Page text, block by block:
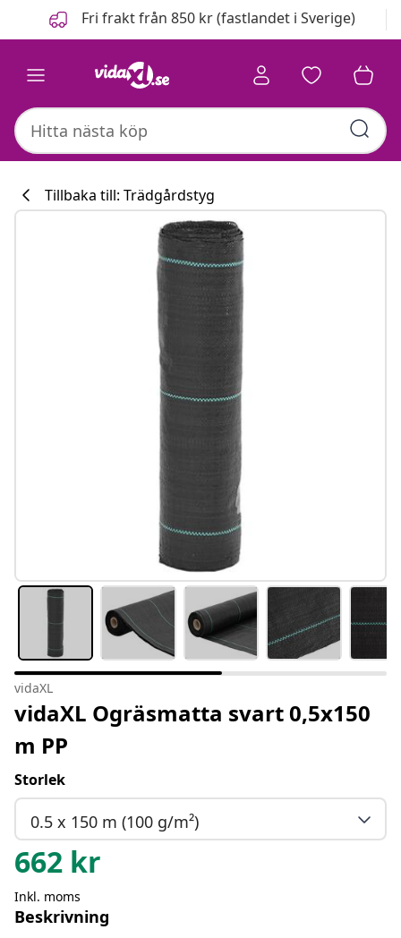
FöregåendeFri frakt från 850 kr (fastlandet i Sverige)
Tillbaka till: Trädgårdstyg
vidaXL
vidaXL Ogräsmatta svart 0,5x150
m PP
Storlek
0.5 x 150 m (100 g/m²)
662 kr
Inkl. moms
Beskrivning